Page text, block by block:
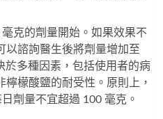
克的劑量開始。如果效果不
以諮詢醫生後將劑量增加至
於多種因素，包括使用者的病
檬酸鹽的耐受性。原則上，
劑量不宜超過 100 毫克。